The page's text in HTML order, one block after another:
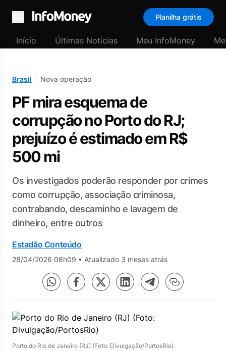
Menu
Planilha grátis
Início Últimas Notícias Meu InfoMoney
Brasil Nova operação
PF mira esquema de
corrupção no Porto do RJ;
prejuízo é estimado em R$
500 mi
Os investigados poderão responder por crimes
como corrupção, associação criminosa,
contrabando, descaminho e lavagem de
dinheiro, entre outros
Estadão Conteúdo
28/04/2026 08h09 • Atualizado 3 meses atrás
Porto do Rio de Janeiro (RJ) (Foto: Divulgação/PortosRio)